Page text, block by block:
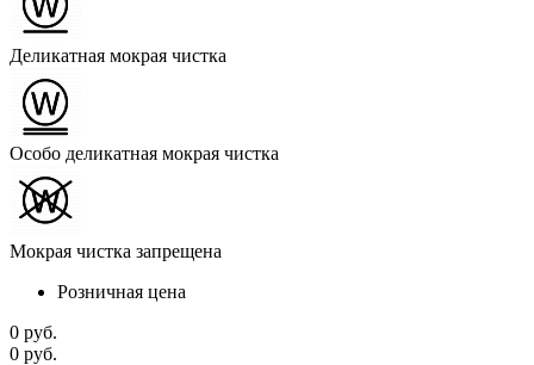
Деликатная мокрая чистка
Особо деликатная мокрая чистка
Мокрая чистка запрещена
Розничная цена
0 руб.
0 руб.